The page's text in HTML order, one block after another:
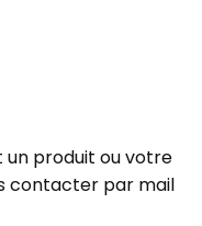
produit ou votre
contacter par mail